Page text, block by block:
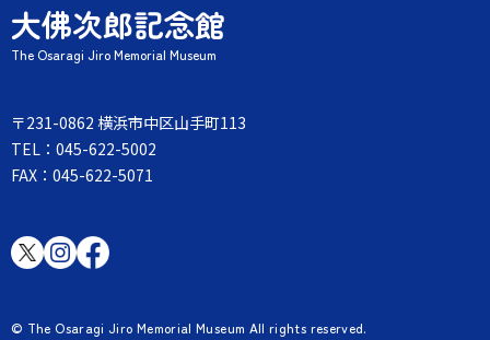
大佛次郎記念館
The Osaragi Jiro Memorial Museum
〒231-0862 横浜市中区山手町113
TEL：045-622-5002
FAX：045-622-5071
© The Osaragi Jiro Memorial Museum All rights reserved.